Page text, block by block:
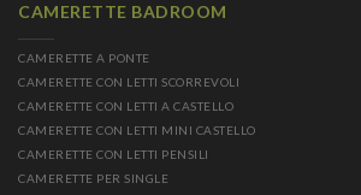
CAMERETTE BADROOM
CAMERETTE A PONTE
CAMERETTE CON LETTI SCORREVOLI
CAMERETTE CON LETTI A CASTELLO
CAMERETTE CON LETTI MINI CASTELLO
CAMERETTE CON LETTI PENSILI
CAMERETTE PER SINGLE